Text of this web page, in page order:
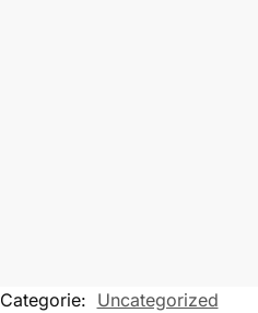
Categorie: Uncategorized